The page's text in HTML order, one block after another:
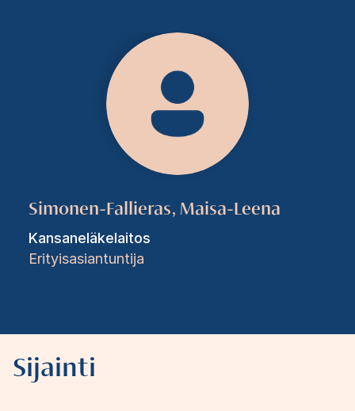
Simonen-Fallieras, Maisa-Leena
Kansaneläkelaitos
Erityisasiantuntija
Sijainti